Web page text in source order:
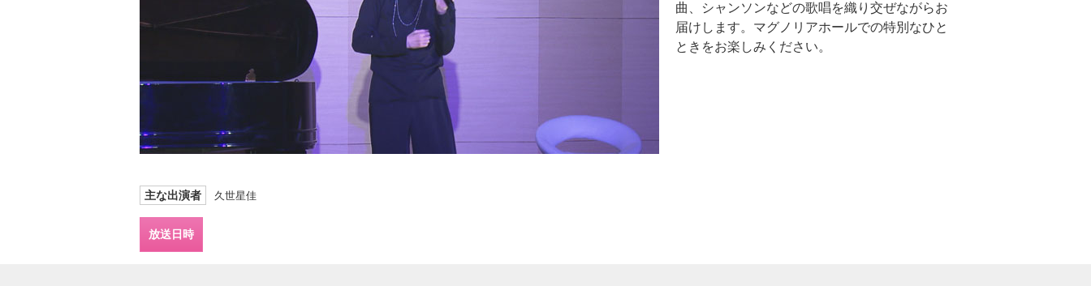
曲、シャンソンなどの歌唱を織り交ぜながらお
届けします。マグノリアホールでの特別なひと
ときをお楽しみください。
主な出演者 久世星佳
放送日時